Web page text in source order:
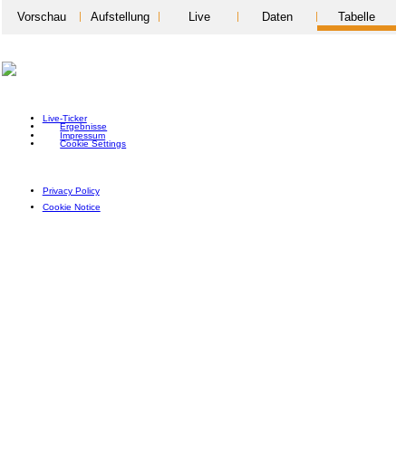
Vorschau Aufstellung Live Daten Tabelle
Live-Ticker
Ergebnisse
Impressum
Cookie Settings
Privacy Policy
Cookie Notice